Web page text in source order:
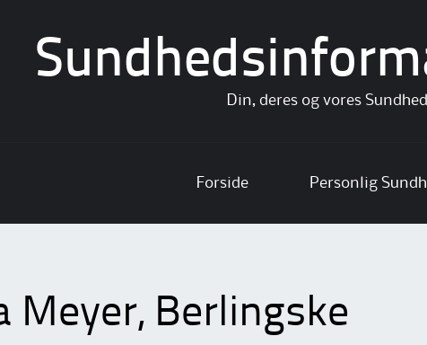
Din, deres og vores Sundhed
Forside Personlig
Meyer, Berlingske